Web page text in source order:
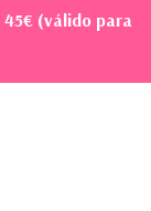
45€ (válido para